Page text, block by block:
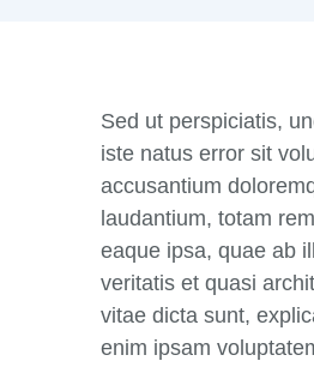
Sed ut perspiciatis,
iste natus error sit
accusantium
laudantium, totam
eaque ipsa, quae ab
veritatis et quasi
vitae dicta sunt,
enim ipsam